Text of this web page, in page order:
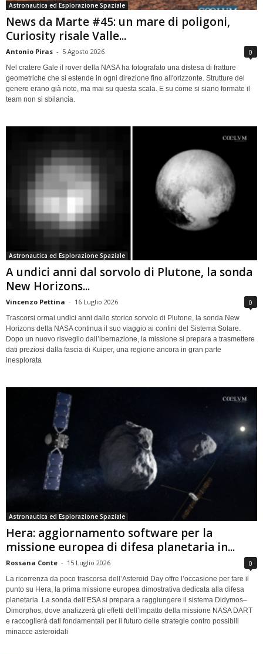
Astronautica ed Esplorazione Spaziale
News da Marte #45: un mare di poligoni,
Curiosity risale Valle...
Antonio Piras - 5 Agosto 2026 0
Nel cratere Gale il rover della NASA ha fotografato una distesa di fratture
geometriche che si estende in ogni direzione fino all'orizzonte. Strutture del
genere erano già note, ma mai su questa scala. E su come si siano formate il
team non si sbilancia.
Astronautica ed Esplorazione Spaziale
A undici anni dal sorvolo di Plutone, la sonda
New Horizons...
Vincenzo Pettina - 16 Luglio 2026 0
Trascorsi ormai undici anni dallo storico sorvolo di Plutone, la sonda New
Horizons della NASA continua il suo viaggio ai confini del Sistema Solare.
Dopo un nuovo risveglio dall’ibernazione, la missione si prepara a trasmettere
dati preziosi dalla fascia di Kuiper, una regione ancora in gran parte
inesplorata
Astronautica ed Esplorazione Spaziale
Hera: aggiornamento software per la
missione europea di difesa planetaria in...
Rossana Conte - 15 Luglio 2026 0
La ricorrenza da poco trascorsa dell’Asteroid Day offre l’occasione per fare il
punto su Hera, la prima missione europea dimostrativa dedicata alla difesa
planetaria. La sonda dell’ESA si prepara a raggiungere il sistema Didymos–
Dimorphos, dove analizzerà gli effetti dell’impatto della missione NASA DART
e raccoglierà dati fondamentali per il futuro delle strategie contro possibili
minacce asteroidali